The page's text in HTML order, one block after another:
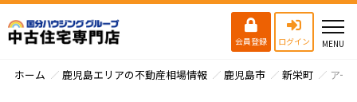
会員登録 ログイン
ホーム 鹿児島エリアの不動産相場情報 鹿児島市 新栄町 アー